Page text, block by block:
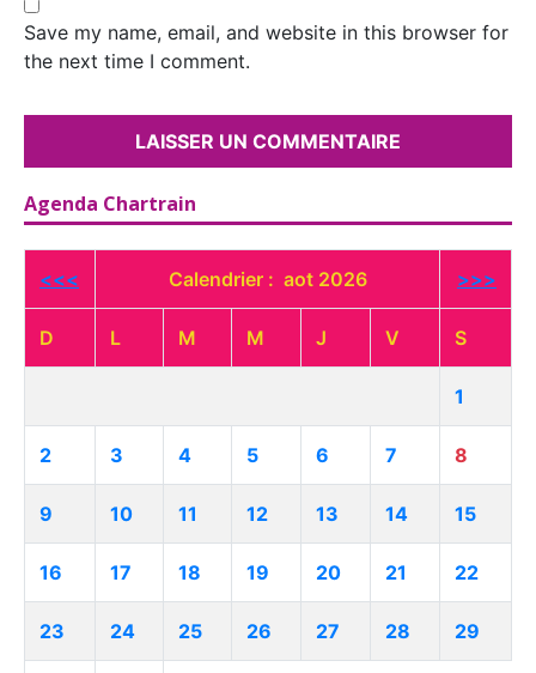
Save my name, email, and website in this browser for
the next time I comment.
Agenda Chartrain
<<< Calendrier : aot 2026 >>>
D L M M J V S
1
2 3 4 5 6 7 8
9 10 11 12 13 14 15
16 17 18 19 20 21 22
23 24 25 26 27 28 29